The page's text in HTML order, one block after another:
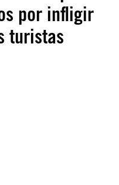
por infligir
turistas